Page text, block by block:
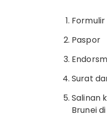
Paspor
Surat
Salinan
Brunei